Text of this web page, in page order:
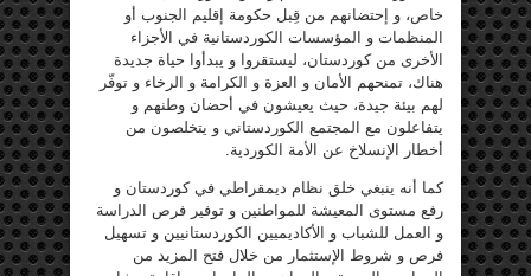
خاص، و إحتضانهم من قِبل حكومة إقليم الجنوب أو
المنظمات و المؤسسات الكوردستانية في الأجزاء
الأخرى من كوردستان، ليستقروا و يبدأوا حياة جديدة
هناك، تمنحهم الأمان و العزة و الكرامة و الرخاء و توفّر
لهم بيئة جيدة، حيث يعيشون في أحضان وطنهم و
يتفاعلون مع المجتمع الكوردستاني و يتخلصون من
أخطار الإنسلاخ عن الأمة الكوردية.
كما أنه ينبغي خلق نظام ديمقراطي في كوردستان و
رفع مستوى المعيشة للمواطنين و توفير فرص الدراسة
و العمل للشباب و الأكاديميين الكوردستانيين و تسهيل
فرص و شروط الإستثمار من خلال فتح المزيد من